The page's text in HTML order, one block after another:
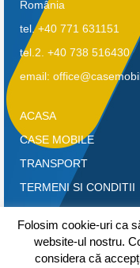
România
tel. +40 771 631151
tel.2. +40 738 516430
email:
ACASA
CASE MOBILE
TRANSPORT
TERMENI SI CONDITII
CONFIDENTIALITATE-
CONTACT
Folosim cookie-uri ca
website-ul nostru.
considera că